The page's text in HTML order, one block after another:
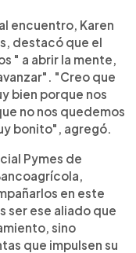
encuentro, Karen
destacó que el
" a abrir la mente,
"Creo que
bien porque nos
no nos quedemos
bonito", agregó.
Pymes de
en este
ser ese aliado que
sino
que impulsen su